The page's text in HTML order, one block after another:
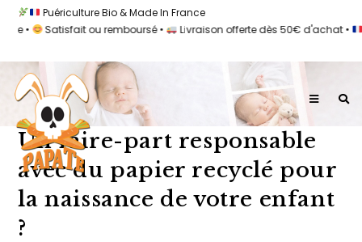
Puériculture Bio & Made In France
Satisfait ou remboursé • Livraison offerte dès 50€ d'achat •
Un faire-part responsable
avec du papier recyclé pour
la naissance de votre enfant
?